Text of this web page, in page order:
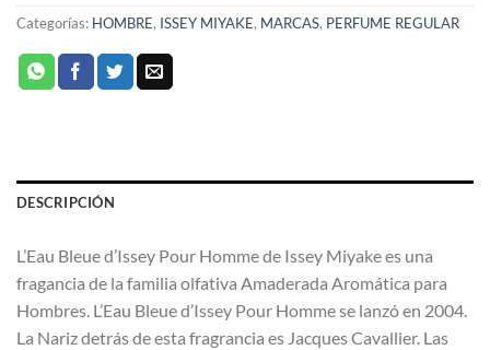
Categorías: HOMBRE, ISSEY MIYAKE, MARCAS, PERFUME REGULAR
DESCRIPCIÓN
L’Eau Bleue d’Issey Pour Homme de Issey Miyake es una
fragancia de la familia olfativa Amaderada Aromática para
Hombres. L’Eau Bleue d’Issey Pour Homme se lanzó en 2004.
La Nariz detrás de esta fragrancia es Jacques Cavallier. Las